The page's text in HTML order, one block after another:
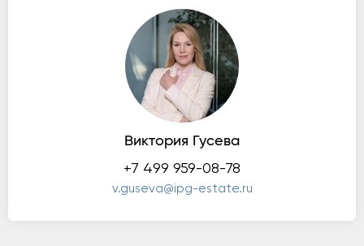
Виктория Гусева
+7 499 959-08-78
v.guseva@ipg-estate.ru